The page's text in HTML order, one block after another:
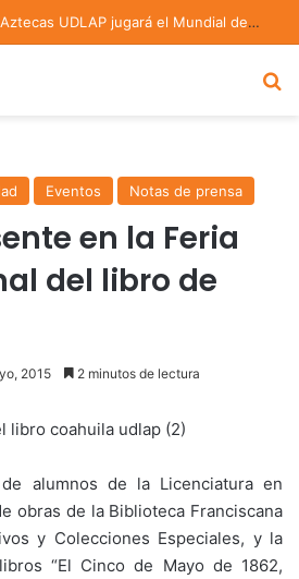
Coach de Escuelas Aztecas UDLAP jugará el Mundial de Flag Football en Alemania
Eventos Notas de prensa
en la Feria
del libro de
2015 2 minutos de lectura
alumnos de la Licenciatura en
obras de la Biblioteca Franciscana
y Colecciones Especiales, y la
“El Cinco de Mayo de 1862,